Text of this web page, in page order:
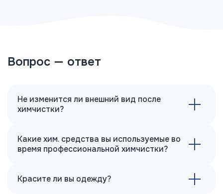
Вопрос — ответ
Не изменится ли внешний вид после
химчистки?
Какие хим. средства вы используемые во
время профессиональной химчистки?
Красите ли вы одежду?